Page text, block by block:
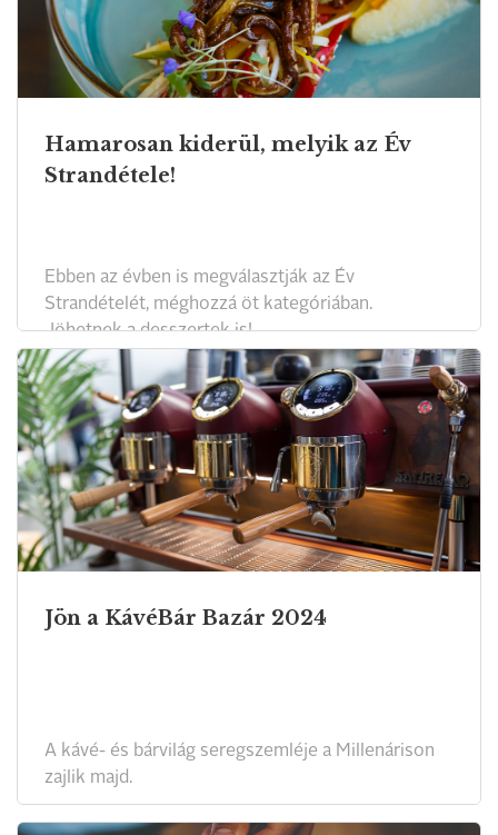
Hamarosan kiderül, melyik az Év
Strandétele!
Ebben az évben is megválasztják az Év
Strandételét, méghozzá öt kategóriában.
Jöhetnek a desszertek is!
Jön a KávéBár Bazár 2024
A kávé- és bárvilág seregszemléje a Millenárison
zajlik majd.